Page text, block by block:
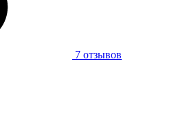
7 отзывов